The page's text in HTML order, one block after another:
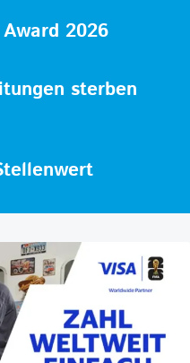
2026
sterben